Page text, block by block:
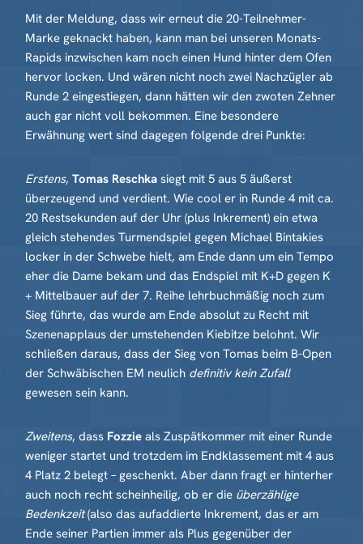
Mit der Meldung, dass wir erneut die 20-Teilnehmer-
Marke geknackt haben, kann man bei unseren Monats-
Rapids inzwischen kam noch einen Hund hinter dem Ofen
hervor locken. Und wären nicht noch zwei Nachzügler ab
Runde 2 eingestiegen, dann hätten wir den zwoten Zehner
auch gar nicht voll bekommen. Eine besondere
Erwähnung wert sind dagegen folgende drei Punkte:
Erstens, Tomas Reschka siegt mit 5 aus 5 äußerst
überzeugend und verdient. Wie cool er in Runde 4 mit ca.
20 Restsekunden auf der Uhr (plus Inkrement) ein etwa
gleich stehendes Turmendspiel gegen Michael Bintakies
locker in der Schwebe hielt, am Ende dann um ein Tempo
eher die Dame bekam und das Endspiel mit K+D gegen K
+ Mittelbauer auf der 7. Reihe lehrbuchmäßig noch zum
Sieg führte, das wurde am Ende absolut zu Recht mit
Szenenapplaus der umstehenden Kiebitze belohnt. Wir
schließen daraus, dass der Sieg von Tomas beim B-Open
der Schwäbischen EM neulich definitiv kein Zufall
gewesen sein kann.
Zweitens, dass Fozzie als Zuspätkommer mit einer Runde
weniger startet und trotzdem im Endklassement mit 4 aus
4 Platz 2 belegt – geschenkt. Aber dann fragt er hinterher
auch noch recht scheinheilig, ob er die überzählige
Bedenkzeit(also das aufaddierte Inkrement, das er am
Ende seiner Partien immer als Plus gegenüber der